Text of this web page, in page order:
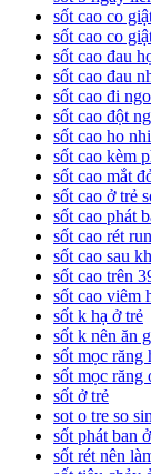
sốt cao co
sốt cao co
sốt cao đau
sốt cao đau
sốt cao đi
sốt cao đột
sốt cao ho
sốt cao kèm
sốt cao mắt
sốt cao ở trẻ
sốt cao phát
sốt cao rét
sốt cao sau
sốt cao trên
sốt cao viêm
sốt k hạ ở trẻ
sốt k nên ăn
sốt mọc răng
sốt mọc răng
sốt ở trẻ
sot o tre so
sốt phát ban
sốt rét nên